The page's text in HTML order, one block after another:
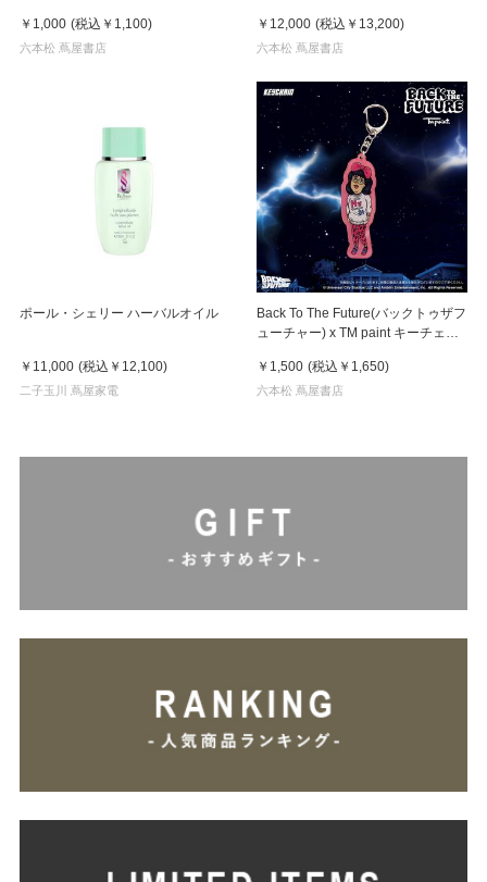
￥1,000 (税込 ￥1,100)
六本松 蔦屋書店
Marty & Doc(マーティ＆ドク)
￥12,000 (税込 ￥13,200)
六本松 蔦屋書店
ポール・シェリー ハーバルオイル
￥11,000 (税込 ￥12,100)
二子玉川 蔦屋家電
Back To The Future(バックトゥザフ
ューチャー) x TM paint キーチェー
￥1,500 (税込 ￥1,650)
六本松 蔦屋書店